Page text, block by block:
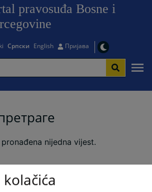
pravosuđa Bosne i
Српски English Пријава
nijedna vijest.